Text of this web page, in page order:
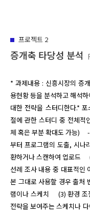
프로젝트 2
증개축 타당성 분석
* 과제내용 : 신흥시장의 증
용현황 등을 분석하고 해석
대한 전략을 스터디한다.*
절에 관한 스터디 중 전체적
체 혹은 부분 확대도 가능)
부터 프로그램의 도출, 시
환하거나 스캔하여 업로드
선례 조사 내용 중 대표적인
본 그대로 사용할 경우 출처
램이나 스케치     (3) 환경
전략을 보여주는 스케치나